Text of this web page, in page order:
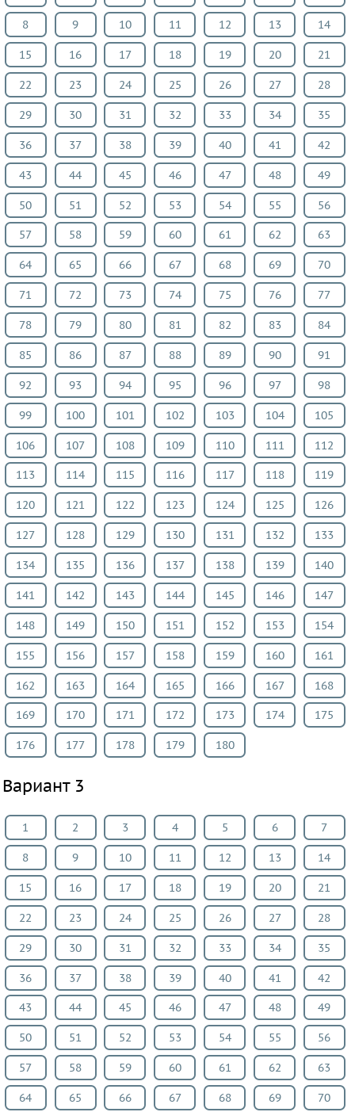
8 9 10 11 12 13 14
15 16 17 18 19 20 21
22 23 24 25 26 27 28
29 30 31 32 33 34 35
36 37 38 39 40 41 42
43 44 45 46 47 48 49
50 51 52 53 54 55 56
57 58 59 60 61 62 63
64 65 66 67 68 69 70
71 72 73 74 75 76 77
78 79 80 81 82 83 84
85 86 87 88 89 90 91
92 93 94 95 96 97 98
99 100 101 102 103 104 105
106 107 108 109 110 111 112
113 114 115 116 117 118 119
120 121 122 123 124 125 126
127 128 129 130 131 132 133
134 135 136 137 138 139 140
141 142 143 144 145 146 147
148 149 150 151 152 153 154
155 156 157 158 159 160 161
162 163 164 165 166 167 168
169 170 171 172 173 174 175
176 177 178 179 180
Вариант 3
1 2 3 4 5 6 7
8 9 10 11 12 13 14
15 16 17 18 19 20 21
22 23 24 25 26 27 28
29 30 31 32 33 34 35
36 37 38 39 40 41 42
43 44 45 46 47 48 49
50 51 52 53 54 55 56
57 58 59 60 61 62 63
64 65 66 67 68 69 70